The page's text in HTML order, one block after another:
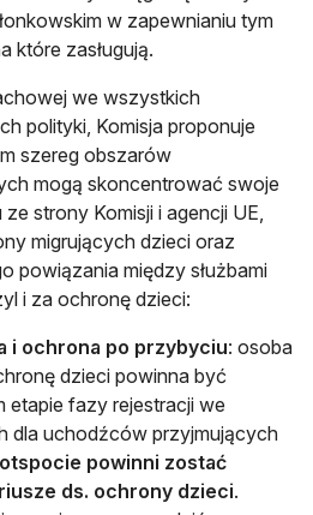
w zapewnianiu tym
które zasługują.
we wszystkich
polityki, Komisja proponuje
szereg obszarów
mogą skoncentrować swoje
strony Komisji i agencji UE,
migrujących dzieci oraz
powiązania między służbami
i za ochronę dzieci:
i ochrona po przybyciu: osoba
dzieci powinna być
etapie fazy rejestracji we
dla uchodźców przyjmujących
powinni zostać
ds. ochrony dzieci.